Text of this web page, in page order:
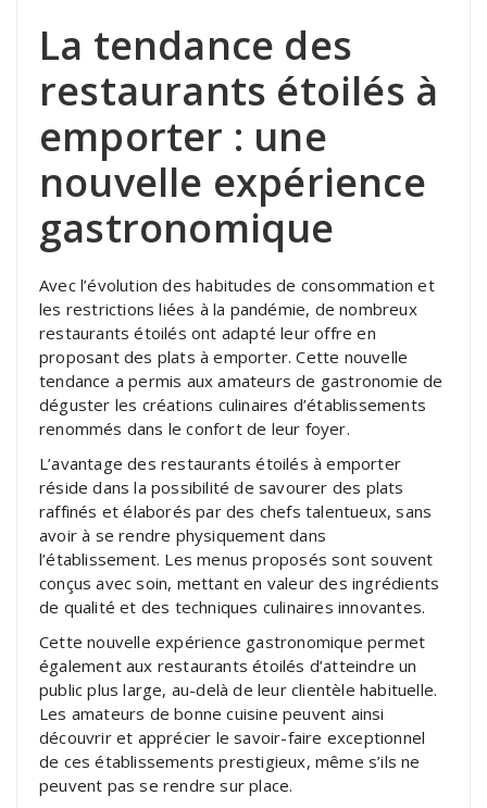
La tendance des
restaurants étoilés à
emporter : une
nouvelle expérience
gastronomique
Avec l’évolution des habitudes de consommation et
les restrictions liées à la pandémie, de nombreux
restaurants étoilés ont adapté leur offre en
proposant des plats à emporter. Cette nouvelle
tendance a permis aux amateurs de gastronomie de
déguster les créations culinaires d’établissements
renommés dans le confort de leur foyer.
L’avantage des restaurants étoilés à emporter
réside dans la possibilité de savourer des plats
raffinés et élaborés par des chefs talentueux, sans
avoir à se rendre physiquement dans
l’établissement. Les menus proposés sont souvent
conçus avec soin, mettant en valeur des ingrédients
de qualité et des techniques culinaires innovantes.
Cette nouvelle expérience gastronomique permet
également aux restaurants étoilés d’atteindre un
public plus large, au-delà de leur clientèle habituelle.
Les amateurs de bonne cuisine peuvent ainsi
découvrir et apprécier le savoir-faire exceptionnel
de ces établissements prestigieux, même s’ils ne
peuvent pas se rendre sur place.